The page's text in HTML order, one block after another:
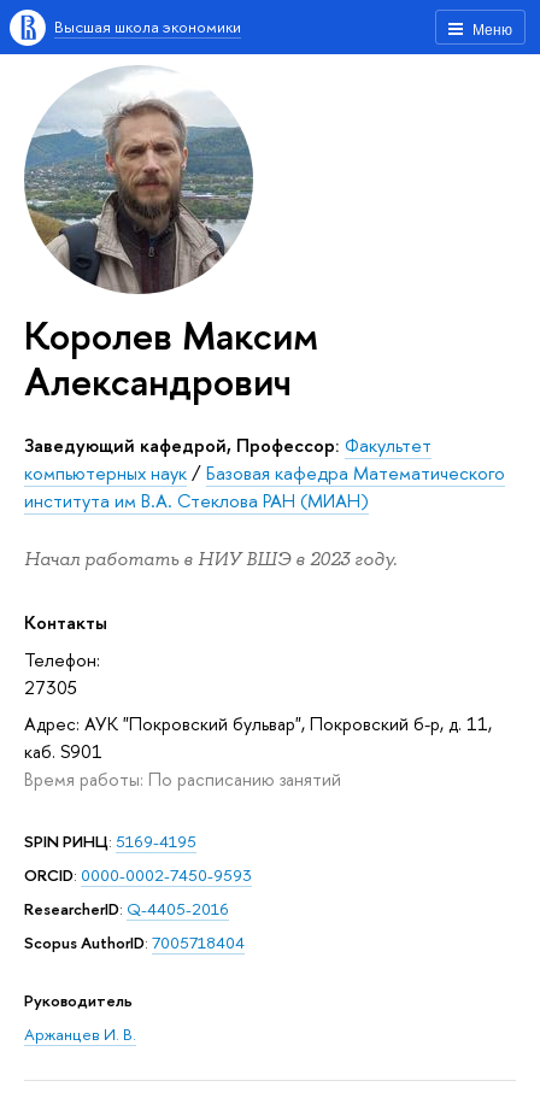
Меню
Высшая школа экономики
Королев Максим
Александрович
Заведующий кафедрой, Профессор: Факультет
компьютерных наук/Базовая кафедра Математического
института им В.А. Стеклова РАН (МИАН)
Начал работать в НИУ ВШЭ в 2023 году.
Контакты
Телефон:
27305
Адрес: АУК "Покровский бульвар", Покровский б-р, д. 11,
каб. S901
Время работы: По расписанию занятий
SPIN РИНЦ: 5169-4195
ORCID: 0000-0002-7450-9593
ResearcherID: Q-4405-2016
Scopus AuthorID: 7005718404
Руководитель
Аржанцев И. В.